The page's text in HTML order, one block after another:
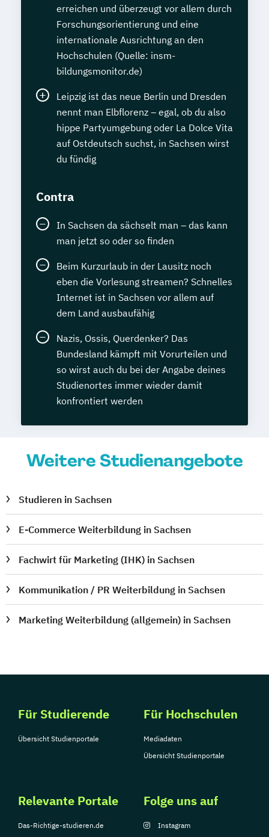
erreichen und überzeugt vor allem durch
Forschungsorientierung und eine
internationale Ausrichtung an den
Hochschulen (Quelle: insm-
bildungsmonitor.de)
Leipzig ist das neue Berlin und Dresden
nennt man Elbflorenz – egal, ob du also
hippe Partyumgebung oder La Dolce Vita
auf Ostdeutsch suchst, in Sachsen wirst
du fündig
Contra
In Sachsen da sächselt man – das kann
man jetzt so oder so finden
Beim Kurzurlaub in der Lausitz noch
eben die Vorlesung streamen? Schnelles
Internet ist in Sachsen vor allem auf
dem Land ausbaufähig
Nazis, Ossis, Querdenker? Das
Bundesland kämpft mit Vorurteilen und
so wirst auch du bei der Angabe deines
Studienortes immer wieder damit
konfrontiert werden
Weitere Studienangebote
Studieren in Sachsen
E-Commerce Weiterbildung in Sachsen
Fachwirt für Marketing (IHK) in Sachsen
Kommunikation / PR Weiterbildung in Sachsen
Marketing Weiterbildung (allgemein) in Sachsen
Für Studierende
Übersicht Studienportale
Für Hochschulen
Mediadaten
Übersicht Studienportale
Relevante Portale
Das-Richtige-studieren.de
Folge uns auf
Instagram